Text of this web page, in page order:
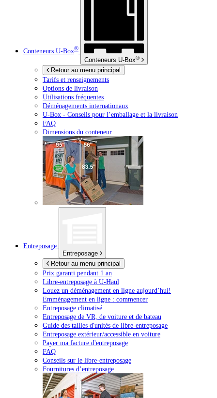
Conteneurs U-Box®
Conteneurs U-Box®
Retour au menu principal
Tarifs et renseignements
Options de livraison
Utilisations fréquentes
Déménagements internationaux
U-Box - Conseils pour l’emballage et la livraison
FAQ
Dimensions du conteneur
Entreposage
Entreposage
Retour au menu principal
Prix garanti pendant 1 an
Libre-entreposage à U-Haul
Louez un déménagement en ligne aujourd’hui!
Emménagement en ligne : commencer
Entreposage climatisé
Entreposage de VR, de voiture et de bateau
Guide des tailles d'unités de libre-entreposage
Entreposage extérieur/accessible en voiture
Payer ma facture d'entreposage
FAQ
Conseils sur le libre-entreposage
Fournitures d’entreposage